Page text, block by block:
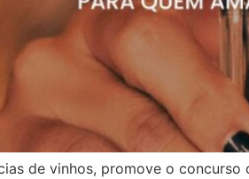
de vinhos, promove o